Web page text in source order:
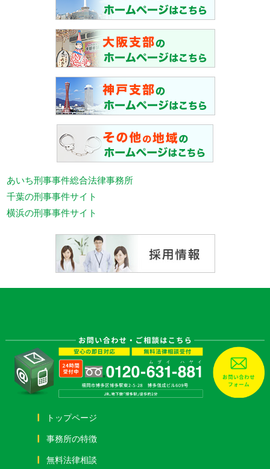
あいち刑事事件総合法律事務所
千葉の刑事事件サイト
横浜の刑事事件サイト
トップページ
事務所の特徴
無料法律相談